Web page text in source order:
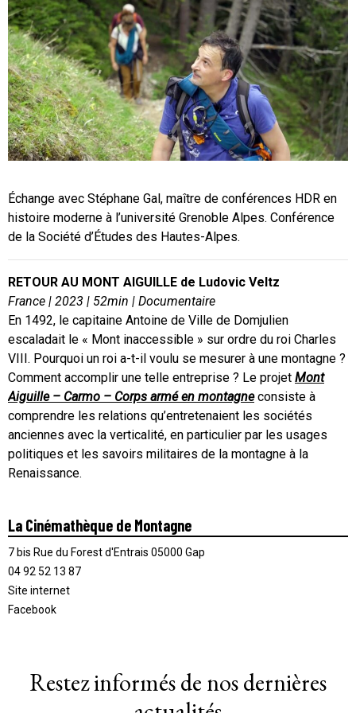
Échange avec Stéphane Gal, maître de conférences HDR en
histoire moderne à l’université Grenoble Alpes. Conférence
de la Société d’Études des Hautes-Alpes.
RETOUR AU MONT AIGUILLE de Ludovic Veltz
France | 2023 | 52min | Documentaire
En 1492, le capitaine Antoine de Ville de Domjulien
escaladait le « Mont inaccessible » sur ordre du roi Charles
VIII. Pourquoi un roi a-t-il voulu se mesurer à une montagne ?
Comment accomplir une telle entreprise ? Le projet Mont
Aiguille – Carmo – Corps armé en montagneconsiste à
comprendre les relations qu’entretenaient les sociétés
anciennes avec la verticalité, en particulier par les usages
politiques et les savoirs militaires de la montagne à la
Renaissance.
La Cinémathèque de Montagne
7 bis Rue du Forest d'Entrais 05000 Gap
04 92 52 13 87
Site internet
Facebook
Restez informés de nos dernières